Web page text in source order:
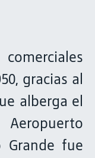
gracias al
alberga el
Aeropuerto
Grande fue